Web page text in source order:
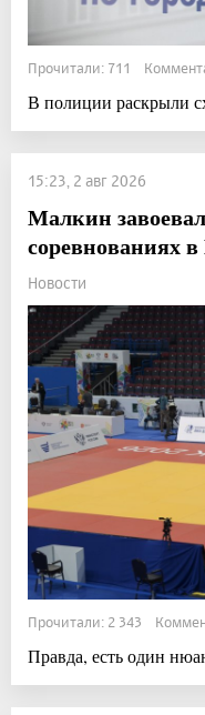
Прочитали: 711
В полиции раскрыли
15:23, 2 авг 2026
Малкин
соревнованиях
Новости
Прочитали: 2 343
Правда, есть один